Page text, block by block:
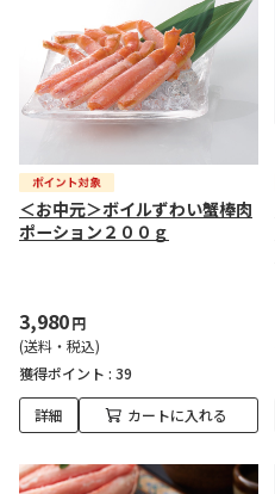
＜お中元＞ボイルずわい蟹棒肉
ポーション２００ｇ
3,980円
(送料・税込)
獲得ポイント : 39
詳細 カートに入れる